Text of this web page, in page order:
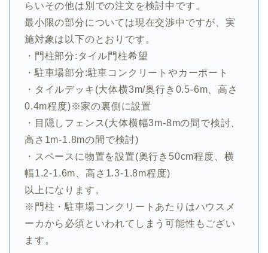
らいその他は別での注文を検討中です。
最小限の部分については現在交渉中ですが、実
施対象は以下のとおりです。
・門柱部分:タイル門柱希望
・駐車場部分:駐車コンクリートやカーポート
・タイルデッキ(大体横3m/奥行き0.5-6m、高さ
0.4m程度)※家の裏側に設置
・目隠しフェンス(大体横幅3m-8mの間で検討、
高さ1m-1.8mの間で検討)
・スペースに物置を設置(奥行き50cm程度、横
幅1.2-1.6m、高さ1.3-1.8m程度)
以上になります。
※門柱・駐車場コンクリートあたりはハウスメ
ーカから必須といわれてしまう可能性もござい
ます。